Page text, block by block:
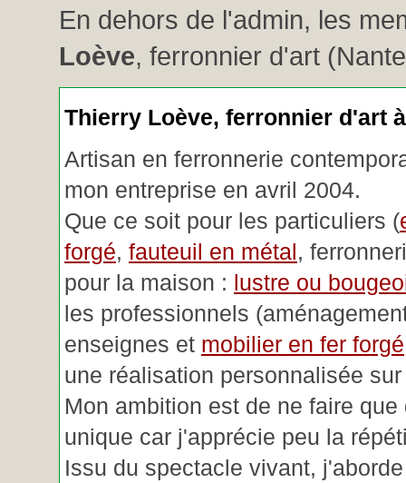
En dehors de l'admin, les
Loève, ferronnier d'art
Thierry Loève, ferronnier d'art
Artisan en ferronnerie
mon entreprise en avril 2004.
Que ce soit pour les particuliers (
forgé, fauteuil en métal,
pour la maison : lustre ou
les professionnels
enseignes et mobilier en fer forgé
une réalisation personnalisée
Mon ambition est de ne faire que
unique car j'apprécie peu la
Issu du spectacle vivant,